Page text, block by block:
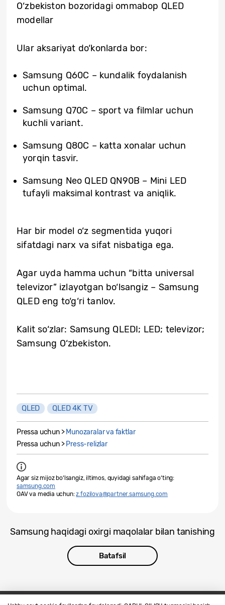
O‘zbekiston bozoridagi ommabop QLED
modellar
Ular aksariyat do‘konlarda bor:
Samsung Q60C – kundalik foydalanish
uchun optimal.
Samsung Q70C – sport va filmlar uchun
kuchli variant.
Samsung Q80C – katta xonalar uchun
yorqin tasvir.
Samsung Neo QLED QN90B – Mini LED
tufayli maksimal kontrast va aniqlik.
Har bir model o‘z segmentida yuqori
sifatdagi narx va sifat nisbatiga ega.
Agar uyda hamma uchun “bitta universal
televizor” izlayotgan bo‘lsangiz – Samsung
QLED eng to‘g‘ri tanlov.
Kalit so‘zlar: Samsung QLEDI; LED; televizor;
Samsung O‘zbekiston.
QLED QLED 4K TV
Pressa uchun > Munozaralar va faktlar
Pressa uchun > Press-relizlar
Agar siz mijoz bo‘lsangiz, iltimos, quyidagi sahifaga o‘ting:
samsung.com
OAV va media uchun:z.fozilova@partner.samsung.com
Samsung haqidagi oxirgi maqolalar bilan tanishing
Batafsil